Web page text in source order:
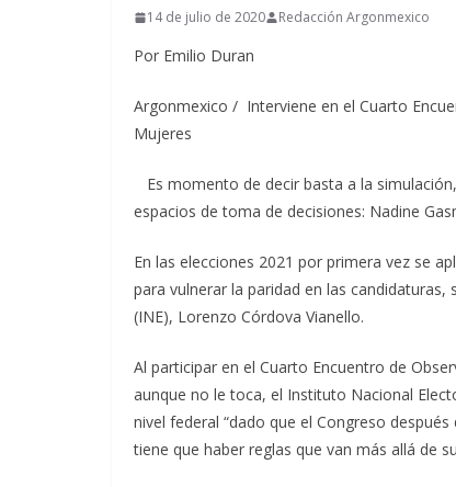
14 de julio de 2020 Redacción Argonmexico
Por Emilio Duran
Argonmexico / Interviene en el Cuarto
Mujeres
Es momento de decir basta a la
espacios de toma de decisiones: Nadine
En las elecciones 2021 por primera vez se
para vulnerar la paridad en las
(INE), Lorenzo Córdova Vianello.
Al participar en el Cuarto Encuentro de
aunque no le toca, el Instituto Nacional
nivel federal “dado que el Congreso
tiene que haber reglas que van más allá de